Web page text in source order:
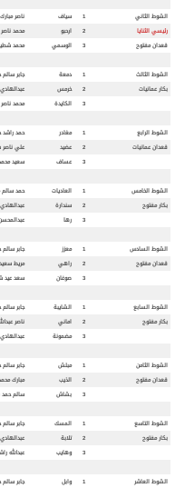
الشوط الثاني 1 سياف ناصر
رئيسي الثنايا
2 ارحبو محمد
قعدان مفتوح
3 الوسمي محمد
الشوط الثالث 1 دمعة جابر
بكار عمانيات
2 خرمس
3
الكايدة محمد
الشوط الرابع 1 مغادر حمد راشد
قعدان عمانيات
2 عضيد علي
3
عساف سعيد محمد
الشوط الخامس 1 العاديات حمد سالم
بكار مفتوح
2 سندارة
3
رها
الشوط السادس 1 معزز جابر سالم
قعدان مفتوح
2 راهي مريط
3
صوغان سعد عيد
الشوط السابع 1 الشايبة جابر سالم
بكار مفتوح
2 اماني ناصر
3
مضمونة
الشوط الثامن 1 مبلش جابر سالم
قعدان مفتوح
2 الذيب مبارك
3
بشاش سالم حمد
الشوط التاسع 1 المسك جابر سالم
بكار مفتوح
2 تلابة
3
وهايب عبدالله
الشوط العاشر 1 وابل جابر سالم